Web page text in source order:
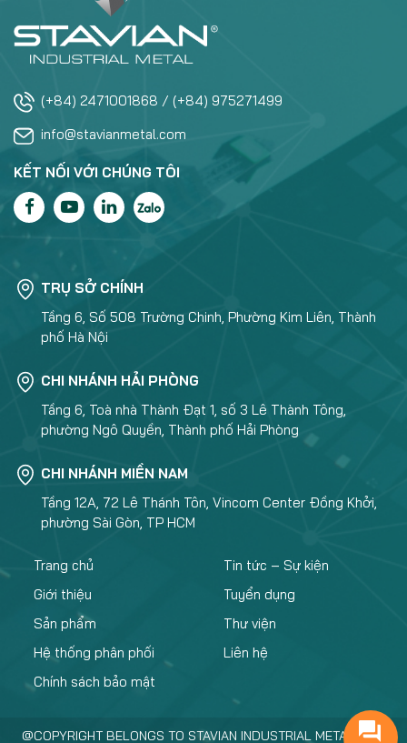
(+84) 2471001868 / (+84) 975271499
info@stavianmetal.com
KẾT NỐI VỚI CHÚNG TÔI
TRỤ SỞ CHÍNH
Tầng 6, Số 508 Trường Chinh, Phường Kim Liên, Thành
phố Hà Nội
CHI NHÁNH HẢI PHÒNG
Tầng 6, Toà nhà Thành Đạt 1, số 3 Lê Thành Tông,
phường Ngô Quyền, Thành phố Hải Phòng
CHI NHÁNH MIỀN NAM
Tầng 12A, 72 Lê Thánh Tôn, Vincom Center Đồng Khởi,
phường Sài Gòn, TP HCM
Trang chủ
Giới thiệu
Sản phẩm
Hệ thống phân phối
Chính sách bảo mật
Tin tức – Sự kiện
Tuyển dụng
Thư viện
Liên hệ
@COPYRIGHT BELONGS TO STAVIAN INDUSTRIAL METAL.,JSC